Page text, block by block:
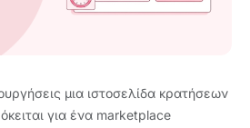
μια ιστοσελίδα κρατήσεων
για ένα marketplace